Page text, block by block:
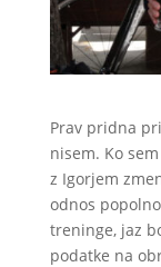
Prav pridna
nisem. Ko
z Igorjem
odnos
treninge, jaz
podatke na